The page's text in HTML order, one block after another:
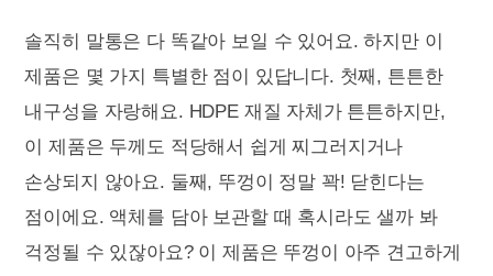
솔직히 말통은 다 똑같아 보일 수 있어요. 하지만 이
제품은 몇 가지 특별한 점이 있답니다. 첫째, 튼튼한
내구성을 자랑해요. HDPE 재질 자체가 튼튼하지만,
이 제품은 두께도 적당해서 쉽게 찌그러지거나
손상되지 않아요. 둘째, 뚜껑이 정말 꽉! 닫힌다는
점이에요. 액체를 담아 보관할 때 혹시라도 샐까 봐
걱정될 수 있잖아요? 이 제품은 뚜껑이 아주 견고하게